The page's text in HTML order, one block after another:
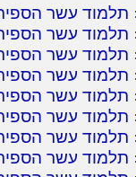
תלמוד עשר
תלמוד עשר
תלמוד עשר
תלמוד עשר
תלמוד עשר
תלמוד עשר
תלמוד עשר
תלמוד עשר